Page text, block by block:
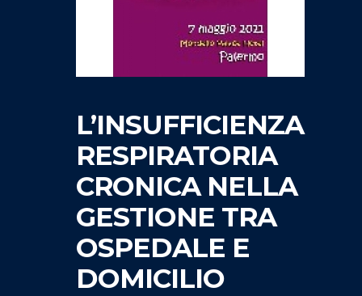
L’INSUFFICIENZA
RESPIRATORIA
CRONICA NELLA
GESTIONE TRA
OSPEDALE E
DOMICILIO